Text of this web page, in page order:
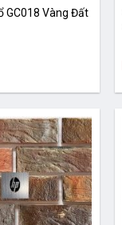
GC018 Vàng Đất